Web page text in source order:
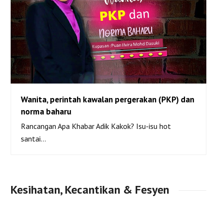
Wanita, perintah kawalan pergerakan (PKP) dan
norma baharu
Wanita, perintah kawalan pergerakan (PKP) dan
norma baharu
Rancangan Apa Khabar Adik Kakok? Isu-isu hot
santai…
Kesihatan, Kecantikan & Fesyen